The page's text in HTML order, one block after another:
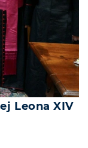
Leona XIV